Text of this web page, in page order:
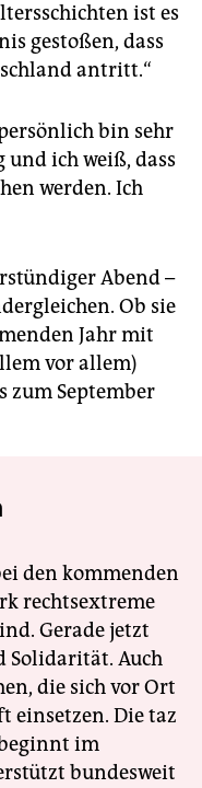
ist es
gestoßen, dass
antritt.“
bin sehr
ich weiß, dass
werden. Ich
Abend –
Ob sie
Jahr mit
vor allem)
zum September
den kommenden
rechtsextreme
Gerade jetzt
Solidarität. Auch
die sich vor Ort
einsetzen. Die taz
im
bundesweit